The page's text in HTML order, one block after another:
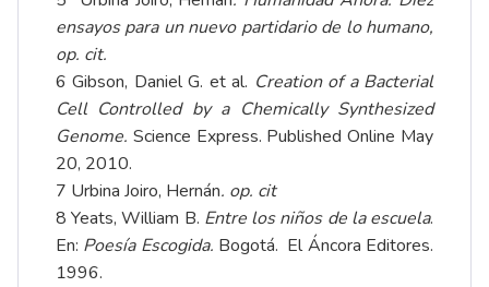
ensayos para un nuevo partidario de lo humano,
op. cit.
6 Gibson, Daniel G. et al. Creation of a Bacterial
Cell Controlled by a Chemically Synthesized
Genome. Science Express. Published Online May
20, 2010.
7 Urbina Joiro, Hernán. op. cit
8 Yeats, William B. Entre los niños de la escuela.
En: Poesía Escogida. Bogotá. El Áncora Editores.
1996.